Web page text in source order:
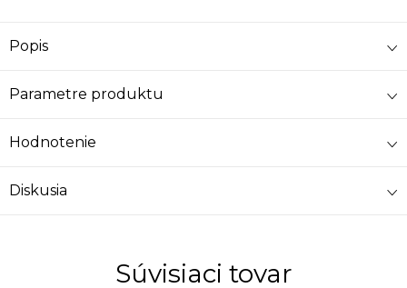
Popis
Parametre produktu
Hodnotenie
Diskusia
Súvisiaci tovar